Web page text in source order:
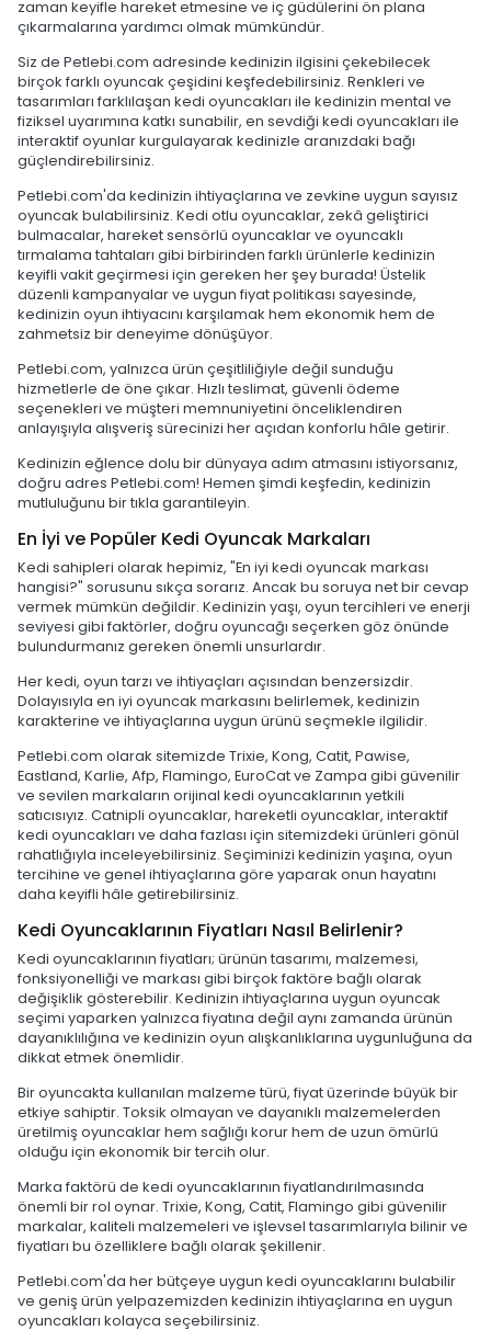
zaman keyifle hareket etmesine ve iç güdülerini ön plana
çıkarmalarına yardımcı olmak mümkündür.
Siz de Petlebi.com adresinde kedinizin ilgisini çekebilecek
birçok farklı oyuncak çeşidini keşfedebilirsiniz. Renkleri ve
tasarımları farklılaşan kedi oyuncakları ile kedinizin mental ve
fiziksel uyarımına katkı sunabilir, en sevdiği kedi oyuncakları ile
interaktif oyunlar kurgulayarak kedinizle aranızdaki bağı
güçlendirebilirsiniz.
Petlebi.com'da kedinizin ihtiyaçlarına ve zevkine uygun sayısız
oyuncak bulabilirsiniz. Kedi otlu oyuncaklar, zekâ geliştirici
bulmacalar, hareket sensörlü oyuncaklar ve oyuncaklı
tırmalama tahtaları gibi birbirinden farklı ürünlerle kedinizin
keyifli vakit geçirmesi için gereken her şey burada! Üstelik
düzenli kampanyalar ve uygun fiyat politikası sayesinde,
kedinizin oyun ihtiyacını karşılamak hem ekonomik hem de
zahmetsiz bir deneyime dönüşüyor.
Petlebi.com, yalnızca ürün çeşitliliğiyle değil sunduğu
hizmetlerle de öne çıkar. Hızlı teslimat, güvenli ödeme
seçenekleri ve müşteri memnuniyetini önceliklendiren
anlayışıyla alışveriş sürecinizi her açıdan konforlu hâle getirir.
Kedinizin eğlence dolu bir dünyaya adım atmasını istiyorsanız,
doğru adres Petlebi.com! Hemen şimdi keşfedin, kedinizin
mutluluğunu bir tıkla garantileyin.
En İyi ve Popüler Kedi Oyuncak Markaları
Kedi sahipleri olarak hepimiz, "En iyi kedi oyuncak markası
hangisi?" sorusunu sıkça sorarız. Ancak bu soruya net bir cevap
vermek mümkün değildir. Kedinizin yaşı, oyun tercihleri ve enerji
seviyesi gibi faktörler, doğru oyuncağı seçerken göz önünde
bulundurmanız gereken önemli unsurlardır.
Her kedi, oyun tarzı ve ihtiyaçları açısından benzersizdir.
Dolayısıyla en iyi oyuncak markasını belirlemek, kedinizin
karakterine ve ihtiyaçlarına uygun ürünü seçmekle ilgilidir.
Petlebi.com olarak sitemizde Trixie, Kong, Catit, Pawise,
Eastland, Karlie, Afp, Flamingo, EuroCat ve Zampa gibi güvenilir
ve sevilen markaların orijinal kedi oyuncaklarının yetkili
satıcısıyız. Catnipli oyuncaklar, hareketli oyuncaklar, interaktif
kedi oyuncakları ve daha fazlası için sitemizdeki ürünleri gönül
rahatlığıyla inceleyebilirsiniz. Seçiminizi kedinizin yaşına, oyun
tercihine ve genel ihtiyaçlarına göre yaparak onun hayatını
daha keyifli hâle getirebilirsiniz.
Kedi Oyuncaklarının Fiyatları Nasıl Belirlenir?
Kedi oyuncaklarının fiyatları; ürünün tasarımı, malzemesi,
fonksiyonelliği ve markası gibi birçok faktöre bağlı olarak
değişiklik gösterebilir. Kedinizin ihtiyaçlarına uygun oyuncak
seçimi yaparken yalnızca fiyatına değil aynı zamanda ürünün
dayanıklılığına ve kedinizin oyun alışkanlıklarına uygunluğuna da
dikkat etmek önemlidir.
Bir oyuncakta kullanılan malzeme türü, fiyat üzerinde büyük bir
etkiye sahiptir. Toksik olmayan ve dayanıklı malzemelerden
üretilmiş oyuncaklar hem sağlığı korur hem de uzun ömürlü
olduğu için ekonomik bir tercih olur.
Marka faktörü de kedi oyuncaklarının fiyatlandırılmasında
önemli bir rol oynar. Trixie, Kong, Catit, Flamingo gibi güvenilir
markalar, kaliteli malzemeleri ve işlevsel tasarımlarıyla bilinir ve
fiyatları bu özelliklere bağlı olarak şekillenir.
Petlebi.com'da her bütçeye uygun kedi oyuncaklarını bulabilir
ve geniş ürün yelpazemizden kedinizin ihtiyaçlarına en uygun
oyuncakları kolayca seçebilirsiniz.